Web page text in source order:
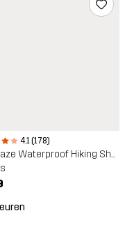
4.1 (178)
Trailblaze Waterproof Hiking Shoes